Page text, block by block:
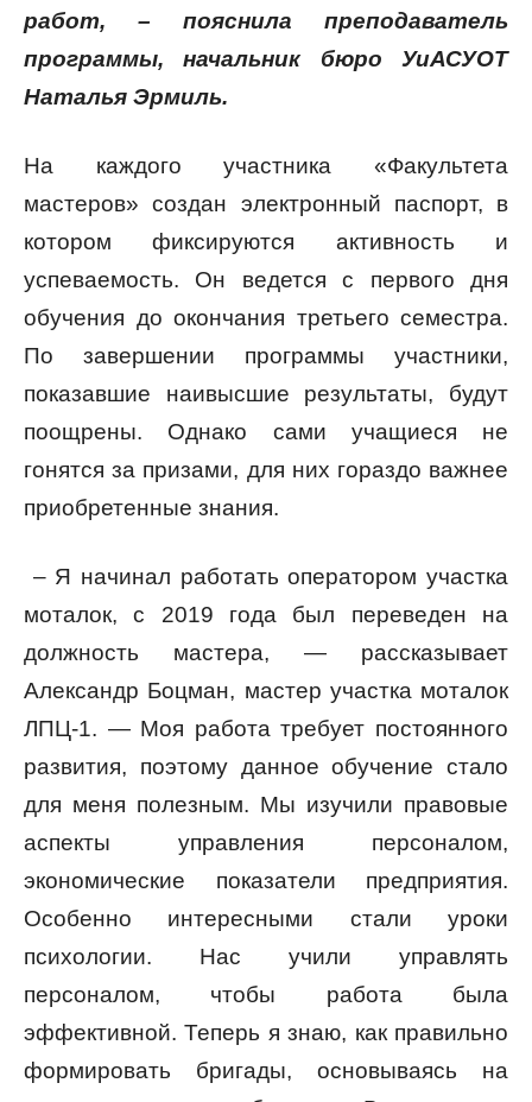
работ, – пояснила преподаватель
программы, начальник бюро УиАСУОТ
Наталья Эрмиль.
На каждого участника «Факультета
мастеров» создан электронный паспорт, в
котором фиксируются активность и
успеваемость. Он ведется с первого дня
обучения до окончания третьего семестра.
По завершении программы участники,
показавшие наивысшие результаты, будут
поощрены. Однако сами учащиеся не
гонятся за призами, для них гораздо важнее
приобретенные знания.
– Я начинал работать оператором участка
моталок, с 2019 года был переведен на
должность мастера, — рассказывает
Александр Боцман, мастер участка моталок
ЛПЦ-1. — Моя работа требует постоянного
развития, поэтому данное обучение стало
для меня полезным. Мы изучили правовые
аспекты управления персоналом,
экономические показатели предприятия.
Особенно интересными стали уроки
психологии. Нас учили управлять
персоналом, чтобы работа была
эффективной. Теперь я знаю, как правильно
формировать бригады, основываясь на